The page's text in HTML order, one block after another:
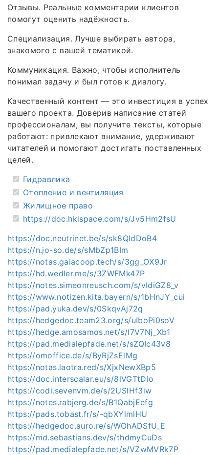
Отзывы. Реальные комментарии клиентов
помогут оценить надёжность.
Специализация. Лучше выбирать автора,
знакомого с вашей тематикой.
Коммуникация. Важно, чтобы исполнитель
понимал задачу и был готов к диалогу.
Качественный контент — это инвестиция в успех
вашего проекта. Доверив написание статей
профессионалам, вы получите тексты, которые
работают: привлекают внимание, удерживают
читателей и помогают достигать поставленных
целей.
Гидравлика
Отопление и вентиляция
Жилищное право
https://doc.hkispace.com/s/Jv5Hm2fsU
https://doc.neutrinet.be/s/sk8QIdDoB4
https://n.jo-so.de/s/sMbZp1BIm
https://notas.gaiacoop.tech/s/3gg_OX9Jr
https://hd.wedler.me/s/3ZWFMk47P
https://notes.simeonreusch.com/s/vIdiGZ8_v
https://www.notizen.kita.bayern/s/1bHnJY_cui
https://pad.yuka.dev/s/0SkqvAj72q
https://hedgedoc.team23.org/s/uIboPi0soV
https://hedge.amosamos.net/s/I7V7Nj_Xb1
https://pad.medialepfade.net/s/sZQIc43v8
https://omoffice.de/s/ByRjZsElMg
https://notas.laotra.red/s/XjxNewXBp5
https://doc.interscalar.eu/s/8lVGTtDIo
https://codi.sevenvm.de/s/2USlHf3iw
https://notes.rabjerg.de/s/B1QabjEefg
https://pads.tobast.fr/s/-qbXYlmlHU
https://hedgedoc.auro.re/s/WOhADSfU_E
https://md.sebastians.dev/s/thdmyCuDs
https://pad.medialepfade.net/s/VZwMVRk7P